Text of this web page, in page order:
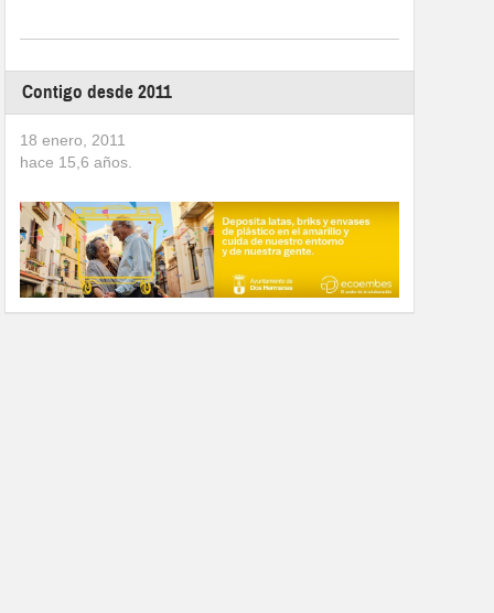
Contigo desde 2011
18 enero, 2011
hace 15,6 años.